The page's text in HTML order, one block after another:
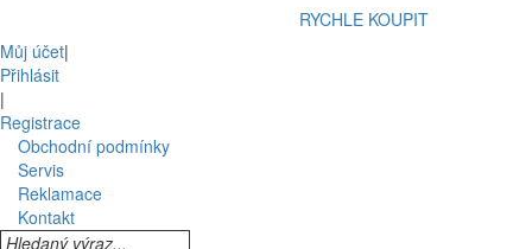
RYCHLE KOUPIT
Můj účet|
Přihlásit
|
Registrace
Obchodní podmínky
Servis
Reklamace
Kontakt